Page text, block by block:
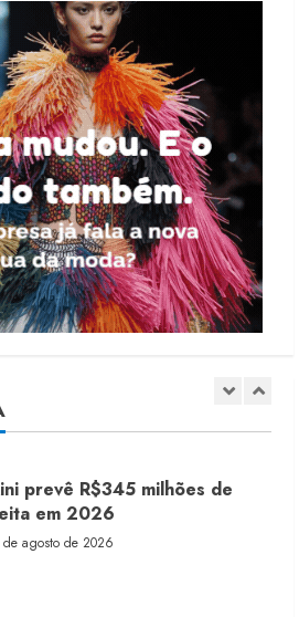
Rosa lança franquia com
consignado
agosto de 2026
UE prevê transição longa
vestuário
agosto de 2026
agosto de 2026
prevê R$345 milhões de
em 2026
agosto de 2026